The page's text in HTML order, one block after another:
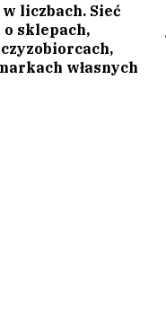
liczbach. Sieć
o sklepach,
własnych